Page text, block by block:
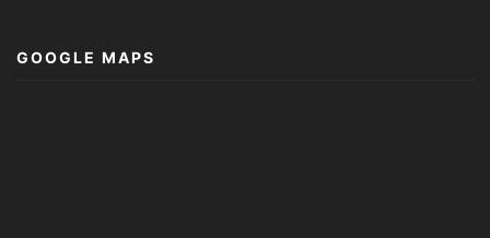
GOOGLE MAPS